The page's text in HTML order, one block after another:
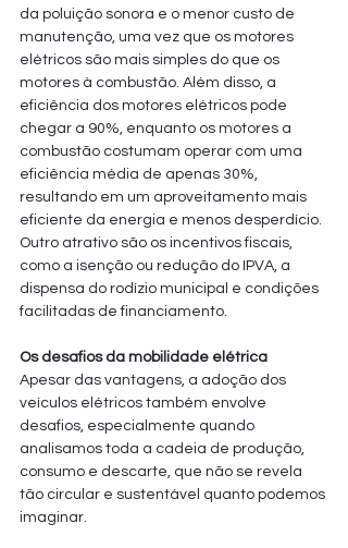
da poluição sonora e o menor custo de
manutenção, uma vez que os motores
elétricos são mais simples do que os
motores à combustão. Além disso, a
eficiência dos motores elétricos pode
chegar a 90%, enquanto os motores a
combustão costumam operar com uma
eficiência média de apenas 30%,
resultando em um aproveitamento mais
eficiente da energia e menos desperdício.
Outro atrativo são os incentivos fiscais,
como a isenção ou redução do IPVA, a
dispensa do rodízio municipal e condições
facilitadas de financiamento.
Os desafios da mobilidade elétrica
Apesar das vantagens, a adoção dos
veículos elétricos também envolve
desafios, especialmente quando
analisamos toda a cadeia de produção,
consumo e descarte, que não se revela
tão circular e sustentável quanto podemos
imaginar.